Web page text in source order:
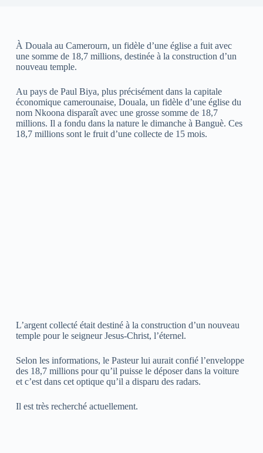
À Douala au Camerourn, un fidèle d’une église a fuit avec
une somme de 18,7 millions, destinée à la construction d’un
nouveau temple.
Au pays de Paul Biya, plus précisément dans la capitale
économique camerounaise, Douala, un fidèle d’une église du
nom Nkoona disparaît avec une grosse somme de 18,7
millions. Il a fondu dans la nature le dimanche à Banguè. Ces
18,7 millions sont le fruit d’une collecte de 15 mois.
L’argent collecté était destiné à la construction d’un nouveau
temple pour le seigneur Jesus-Christ, l’éternel.
Selon les informations, le Pasteur lui aurait confié l’enveloppe
des 18,7 millions pour qu’il puisse le déposer dans la voiture
et c’est dans cet optique qu’il a disparu des radars.
Il est très recherché actuellement.